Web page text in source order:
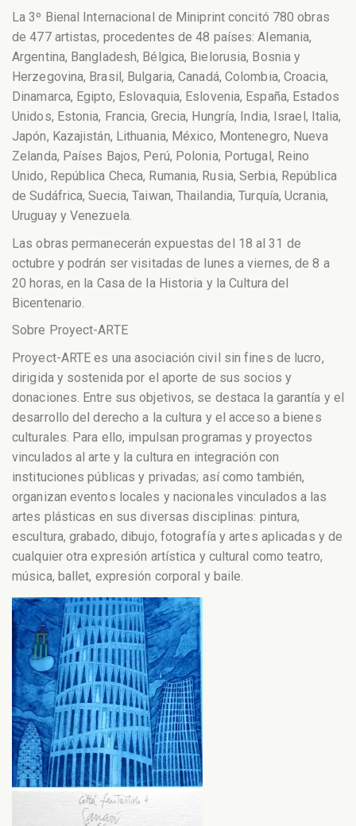
La 3º Bienal Internacional de Miniprint concitó 780 obras
de 477 artistas, procedentes de 48 países: Alemania,
Argentina, Bangladesh, Bélgica, Bielorusia, Bosnia y
Herzegovina, Brasil, Bulgaria, Canadá, Colombia, Croacia,
Dinamarca, Egipto, Eslovaquia, Eslovenia, España, Estados
Unidos, Estonia, Francia, Grecia, Hungría, India, Israel, Italia,
Japón, Kazajistán, Lithuania, México, Montenegro, Nueva
Zelanda, Países Bajos, Perú, Polonia, Portugal, Reino
Unido, República Checa, Rumania, Rusia, Serbia, República
de Sudáfrica, Suecia, Taiwan, Thailandia, Turquía, Ucrania,
Uruguay y Venezuela.
Las obras permanecerán expuestas del 18 al 31 de
octubre y podrán ser visitadas de lunes a viernes, de 8 a
20 horas, en la Casa de la Historia y la Cultura del
Bicentenario.
Sobre Proyect-ARTE
Proyect-ARTE es una asociación civil sin fines de lucro,
dirigida y sostenida por el aporte de sus socios y
donaciones. Entre sus objetivos, se destaca la garantía y el
desarrollo del derecho a la cultura y el acceso a bienes
culturales. Para ello, impulsan programas y proyectos
vinculados al arte y la cultura en integración con
instituciones públicas y privadas; así como también,
organizan eventos locales y nacionales vinculados a las
artes plásticas en sus diversas disciplinas: pintura,
escultura, grabado, dibujo, fotografía y artes aplicadas y de
cualquier otra expresión artística y cultural como teatro,
música, ballet, expresión corporal y baile.